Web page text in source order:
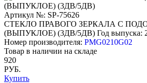
Артикул №: SP-75626
СТЕКЛО ПРАВОГО ЗЕРКАЛА С
(ВЫПУКЛОЕ) (3ДВ/5ДВ) Год выпуска:
Номер производителя: PMG0210G02
Товар в наличии на складе
920
РУБ.
Купить